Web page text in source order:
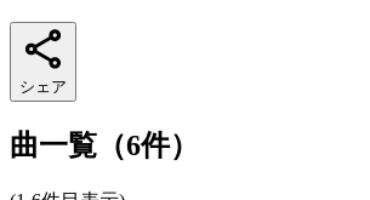
シェア
曲一覧（6件）